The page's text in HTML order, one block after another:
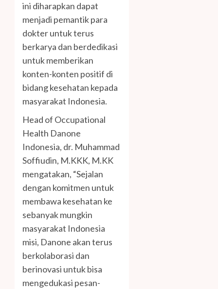
ini diharapkan dapat
menjadi pemantik para
dokter untuk terus
berkarya dan berdedikasi
untuk memberikan
konten-konten positif di
bidang kesehatan kepada
masyarakat Indonesia.
Head of Occupational
Health Danone
Indonesia, dr. Muhammad
Soffiudin, M.KKK, M.KK
mengatakan, “Sejalan
dengan komitmen untuk
membawa kesehatan ke
sebanyak mungkin
masyarakat Indonesia
misi, Danone akan terus
berkolaborasi dan
berinovasi untuk bisa
mengedukasi pesan-